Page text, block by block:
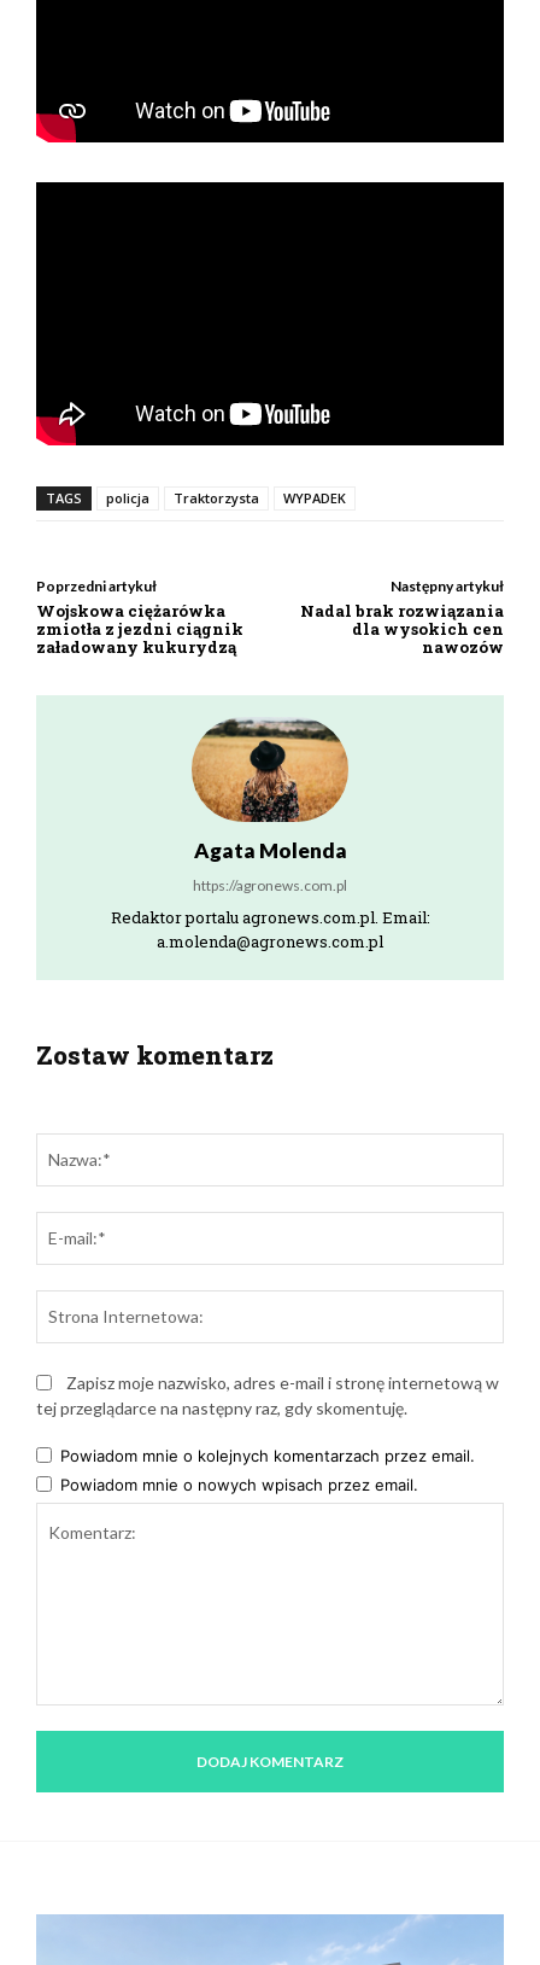
TAGS policja Traktorzysta WYPADEK
Poprzedni artykuł
Wojskowa ciężarówka
zmiotła z jezdni ciągnik
załadowany kukurydzą
Następny artykuł
Nadal brak rozwiązania
dla wysokich cen
nawozów
Agata Molenda
https://agronews.com.pl
Redaktor portalu agronews.com.pl. Email:
a.molenda@agronews.com.pl
Zostaw komentarz
Zapisz moje nazwisko, adres e-mail i stronę internetową w
tej przeglądarce na następny raz, gdy skomentuję.
Powiadom mnie o kolejnych komentarzach przez email.
Powiadom mnie o nowych wpisach przez email.